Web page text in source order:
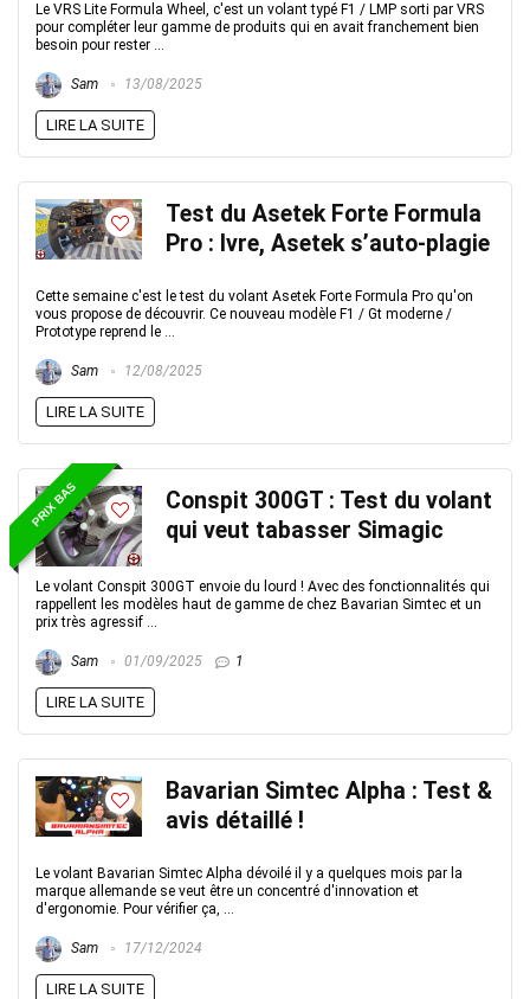
Le VRS Lite Formula Wheel, c'est un volant typé F1 / LMP sorti par VRS
pour compléter leur gamme de produits qui en avait franchement bien
besoin pour rester ...
Sam 13/08/2025
LIRE LA SUITE
Test du Asetek Forte Formula
Pro : Ivre, Asetek s’auto-plagie
Cette semaine c'est le test du volant Asetek Forte Formula Pro qu'on
vous propose de découvrir. Ce nouveau modèle F1 / Gt moderne /
Prototype reprend le ...
Sam 12/08/2025
LIRE LA SUITE
PRIX BAS
Conspit 300GT : Test du volant
qui veut tabasser Simagic
Le volant Conspit 300GT envoie du lourd ! Avec des fonctionnalités qui
rappellent les modèles haut de gamme de chez Bavarian Simtec et un
prix très agressif ...
Sam 01/09/2025 1
LIRE LA SUITE
Bavarian Simtec Alpha : Test &
avis détaillé !
Le volant Bavarian Simtec Alpha dévoilé il y a quelques mois par la
marque allemande se veut être un concentré d'innovation et
d'ergonomie. Pour vérifier ça, ...
Sam 17/12/2024
LIRE LA SUITE